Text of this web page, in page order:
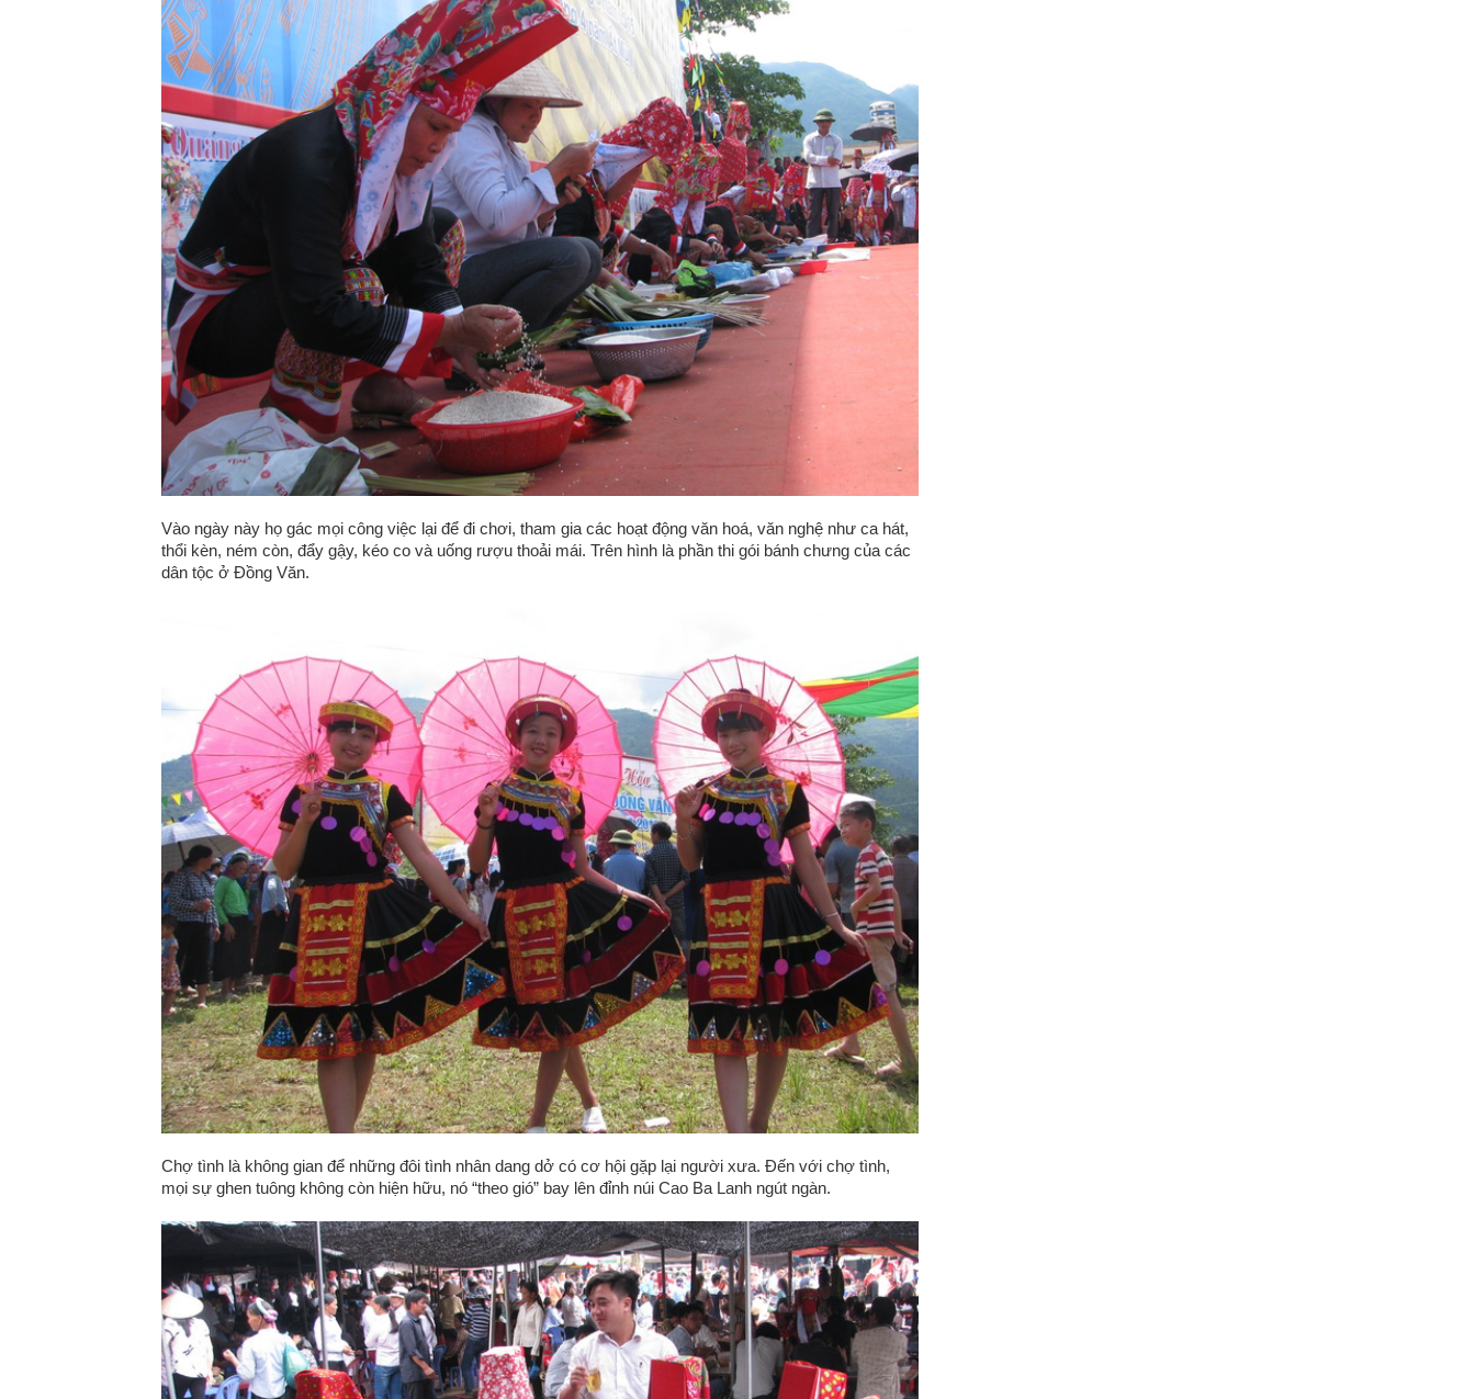
Vào ngày này họ gác mọi công việc lại để đi chơi, tham gia các hoạt động văn hoá, văn nghệ như ca hát,
thổi kèn, ném còn, đẩy gậy, kéo co và uống rượu thoải mái. Trên hình là phần thi gói bánh chưng của các
dân tộc ở Đồng Văn.
Chợ tình là không gian để những đôi tình nhân dang dở có cơ hội gặp lại người xưa. Đến với chợ tình,
mọi sự ghen tuông không còn hiện hữu, nó “theo gió” bay lên đỉnh núi Cao Ba Lanh ngút ngàn.